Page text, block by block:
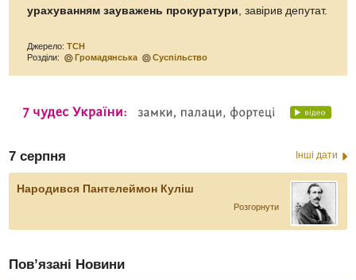
урахуванням зауважень прокуратури , завірив депутат.
Джерело:ТСН
Розділи:
Громадянська Суспільство
7 серпня Інші дати
Народився Пантелеймон Куліш
Розгорнути
Пов’язані Новини